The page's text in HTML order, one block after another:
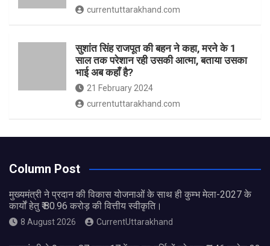
currentuttarakhand.com
सुशांत सिंह राजपूत की बहन ने कहा, मरने के 1
साल तक परेशान रही उसकी आत्मा, बताया उसका
भाई अब कहाँ है?
21 February 2024
currentuttarakhand.com
Column Post
मुख्यमंत्री ने प्रदान की विकास योजनाओं के साथ ही कुम्भ मेला-2027 के
कार्यों हेतु ₹ 80.96 करोड़ की वित्तीय स्वीकृति।
8 August 2026 CurrentUttarakhand